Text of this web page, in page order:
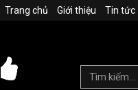
Trang chủ Giới thiệu Tin tức